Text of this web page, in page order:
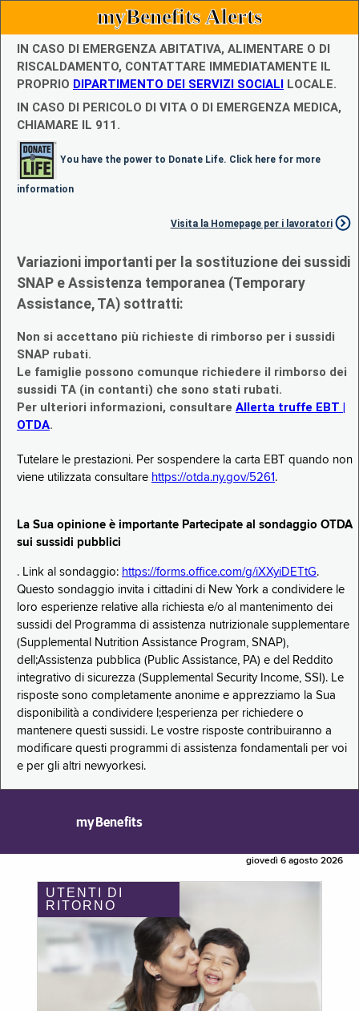
myBenefits Alerts
IN CASO DI EMERGENZA ABITATIVA, ALIMENTARE O DI
RISCALDAMENTO, CONTATTARE IMMEDIATAMENTE IL
PROPRIO DIPARTIMENTO DEI SERVIZI SOCIALI LOCALE.
IN CASO DI PERICOLO DI VITA O DI EMERGENZA MEDICA,
CHIAMARE IL 911.
You have the power to Donate Life. Click here for more
information
Visita la Homepage per i lavoratori
Variazioni importanti per la sostituzione dei sussidi
SNAP e Assistenza temporanea (Temporary
Assistance, TA) sottratti:
Non si accettano più richieste di rimborso per i sussidi
SNAP rubati.
Le famiglie possono comunque richiedere il rimborso dei
sussidi TA (in contanti) che sono stati rubati.
Per ulteriori informazioni, consultare Allerta truffe EBT |
OTDA.
Tutelare le prestazioni. Per sospendere la carta EBT quando non
viene utilizzata consultare https://otda.ny.gov/5261 .
La Sua opinione è importante Partecipate al sondaggio OTDA
sui sussidi pubblici
. Link al sondaggio: https://forms.office.com/g/iXXyiDETtG.
Questo sondaggio invita i cittadini di New York a condividere le
loro esperienze relative alla richiesta e/o al mantenimento dei
sussidi del Programma di assistenza nutrizionale supplementare
(Supplemental Nutrition Assistance Program, SNAP),
dell;Assistenza pubblica (Public Assistance, PA) e del Reddito
integrativo di sicurezza (Supplemental Security Income, SSI). Le
risposte sono completamente anonime e apprezziamo la Sua
disponibilità a condividere l;esperienza per richiedere o
mantenere questi sussidi. Le vostre risposte contribuiranno a
modificare questi programmi di assistenza fondamentali per voi
e per gli altri newyorkesi.
myBenefits
giovedì 6 agosto 2026
UTENTI DI
RITORNO